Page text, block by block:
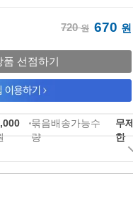
720원 670 원
선점하기
묶음배송가능수
량
무제
한